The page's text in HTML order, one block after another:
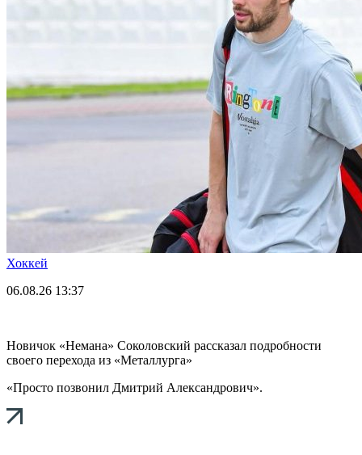
Хоккей
06.08.26 13:37
Новичок «Немана» Соколовский рассказал подробности
своего перехода из «Металлурга»
«Просто позвонил Дмитрий Александрович».